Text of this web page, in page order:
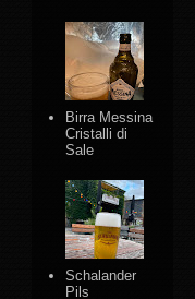
Birra Messina
Cristalli di
Sale
Schalander
Pils